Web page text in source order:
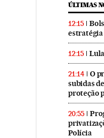
ÚLTIMAS
12:15
estratégia
12:15
21:14
O
subidas
proteção
20:55
Polícia